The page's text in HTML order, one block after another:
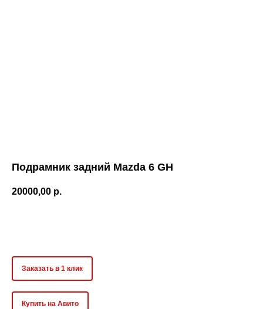
Подрамник задний Mazda 6 GH
20000,00 р.
Заказать в 1 клик
Купить на Авито